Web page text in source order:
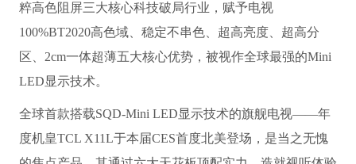
粹高色阻屏三大核心科技破局行业，赋予电视
100%BT2020高色域、稳定不串色、超高亮度、超高分
区、2cm一体超薄五大核心优势，被视作全球最强的Mini
LED显示技术。
全球首款搭载SQD-Mini LED显示技术的旗舰电视——年
度机皇TCL X11L于本届CES首度北美登场，是当之无愧